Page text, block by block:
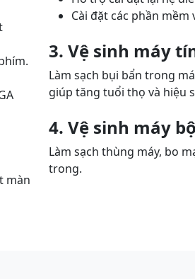
màn
Cài đặt các phần
3. Vệ sinh máy
Làm sạch bụi bẩn trong
giúp tăng tuổi thọ và hiệu
4. Vệ sinh máy
Làm sạch thùng máy, bo
trong.